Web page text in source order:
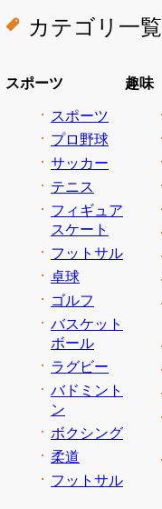
カテゴリ一覧
スポーツ
スポーツ
プロ野球
サッカー
テニス
フィギュア
スケート
フットサル
卓球
ゴルフ
バスケット
ボール
ラグビー
バドミント
ン
ボクシング
柔道
フットサル
趣味